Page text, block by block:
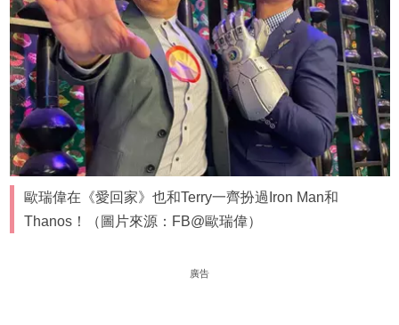
歐瑞偉在《愛回家》也和Terry一齊扮過Iron Man和
Thanos！（圖片來源：FB@歐瑞偉）
廣告